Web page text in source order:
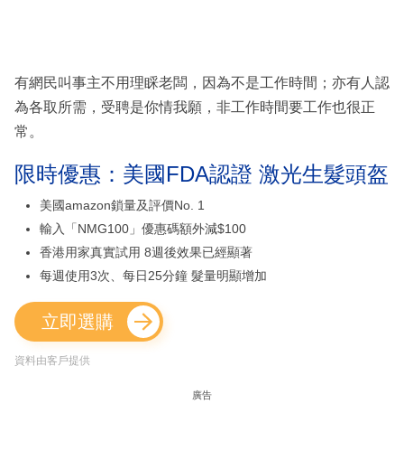
有網民叫事主不用理睬老闆，因為不是工作時間；亦有人認
為各取所需，受聘是你情我願，非工作時間要工作也很正
常。
限時優惠：美國FDA認證 激光生髮頭盔
美國amazon鎖量及評價No. 1
輸入「NMG100」優惠碼額外減$100
香港用家真實試用 8週後效果已經顯著
每週使用3次、每日25分鐘 髮量明顯增加
立即選購
資料由客戶提供
廣告